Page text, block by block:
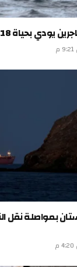
بحياة 18 على الأقل
بمواصلة نقل